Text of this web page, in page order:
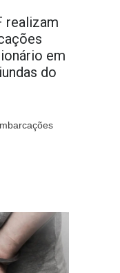
realizam
em
do